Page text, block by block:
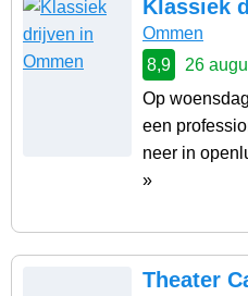
Klassiek
Ommen
8,9
26
Op
een
neer in
»
Theater